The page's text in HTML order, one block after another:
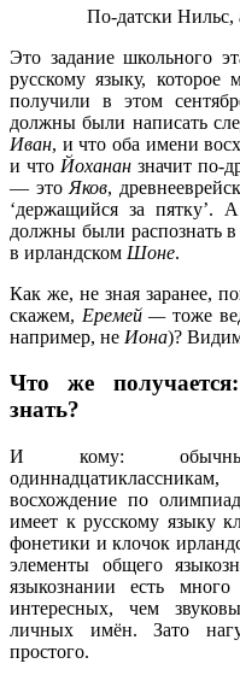
По-датски
Это задание школьного
русскому языку, которое
получили в этом
должны были написать
Иван, и что оба имени
и что Йоханан значит по-
— это Яков,
‘держащийся за пятку’.
должны были распознать в
в ирландском Шоне.
Как же, не зная заранее,
скажем, Еремей —тоже
например, не Иона)?
Что же
знать?
И кому:
восхождение по
имеет к русскому языку
фонетики и клочок
элементы общего
языкознании есть
интересных, чем
личных имён. Зато
простого.